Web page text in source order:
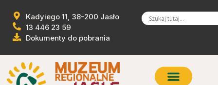
Kadyiego 11, 38-200 Jasło
13 446 23 59
Dokumenty do pobrania